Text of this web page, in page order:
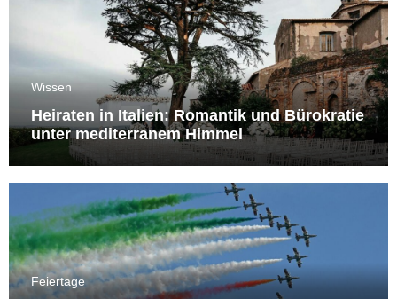
Wissen
Heiraten in Italien: Romantik und Bürokratie
unter mediterranem Himmel
Feiertage